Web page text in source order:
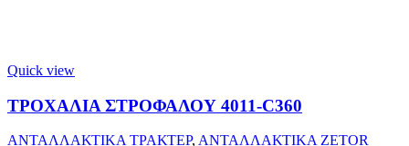
Quick view
ΤΡΟΧΑΛΙΑ ΣΤΡΟΦΑΛΟΥ 4011-C360
ΑΝΤΑΛΛΑΚΤΙΚΑ ΤΡΑΚΤΕΡ, ΑΝΤΑΛΛΑΚΤΙΚΑ ZETOR